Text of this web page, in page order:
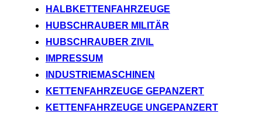
HALBKETTENFAHRZEUGE
HUBSCHRAUBER MILITÄR
HUBSCHRAUBER ZIVIL
IMPRESSUM
INDUSTRIEMASCHINEN
KETTENFAHRZEUGE GEPANZERT
KETTENFAHRZEUGE UNGEPANZERT